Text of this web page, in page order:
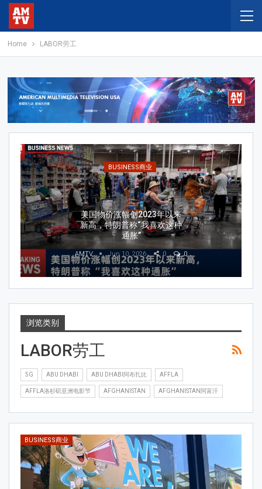
Home LABOR劳工
ECONOMY经济
美国雇主6月份新增5.7万个
就业岗位，就业增长速度低
于预期
AMTV Jul 2, 2026 0 0
浏览类别
LABOR劳工
5G ABU DHABI ABU DHABI阿布扎比 AFFLA
AFFLA洛杉矶亚洲电影节 AFGHANISTAN AFGHANISTAN阿富汗
BUSINESS商业